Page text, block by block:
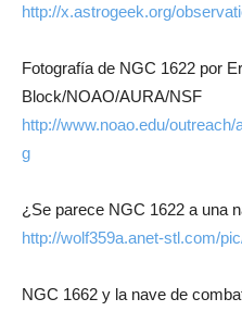
http://x.astrogeek.org/
Fotografía de NGC 1622 por
Block/NOAO/AURA/NSF
http://www.noao.edu/
g
¿Se parece NGC 1622 a una
http://wolf359a.anet-stl.com/
NGC 1662 y la nave de